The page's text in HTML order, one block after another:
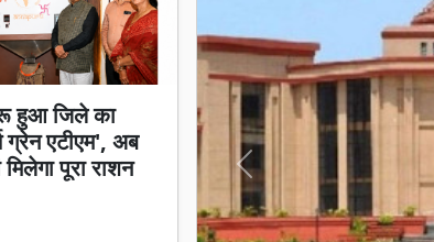
हुआ जिले का
ग्रेन एटीएम', अब
पूरा राशन
Previous